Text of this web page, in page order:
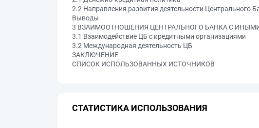
2.2 Направления развития деятельности Центрального
Выводы
3 ВЗАИМООТНОШЕНИЯ ЦЕНТРАЛЬНОГО БАНКА С
3.1 Взаимодействие ЦБ с кредитными организациями
3.2 Международная деятельность ЦБ
ЗАКЛЮЧЕНИЕ
СПИСОК ИСПОЛЬЗОВАННЫХ ИСТОЧНИКОВ
СТАТИСТИКА ИСПОЛЬЗОВАНИЯ